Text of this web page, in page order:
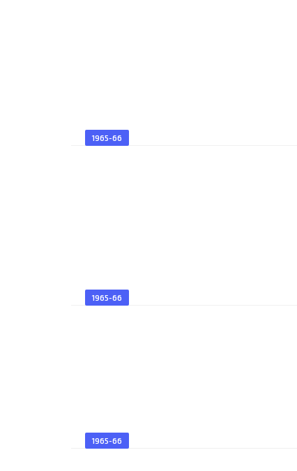
1965-66
1965-66
1965-66